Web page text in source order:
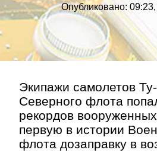
Опубликовано:
Экипажи самолетов
Северного флота
рекордов
первую в истории
флота дозаправку в
Правила
Контакт»